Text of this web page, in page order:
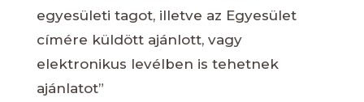
egyesületi tagot, illetve az Egyesület
címére küldött ajánlott, vagy
elektronikus levélben is tehetnek
ajánlatot”